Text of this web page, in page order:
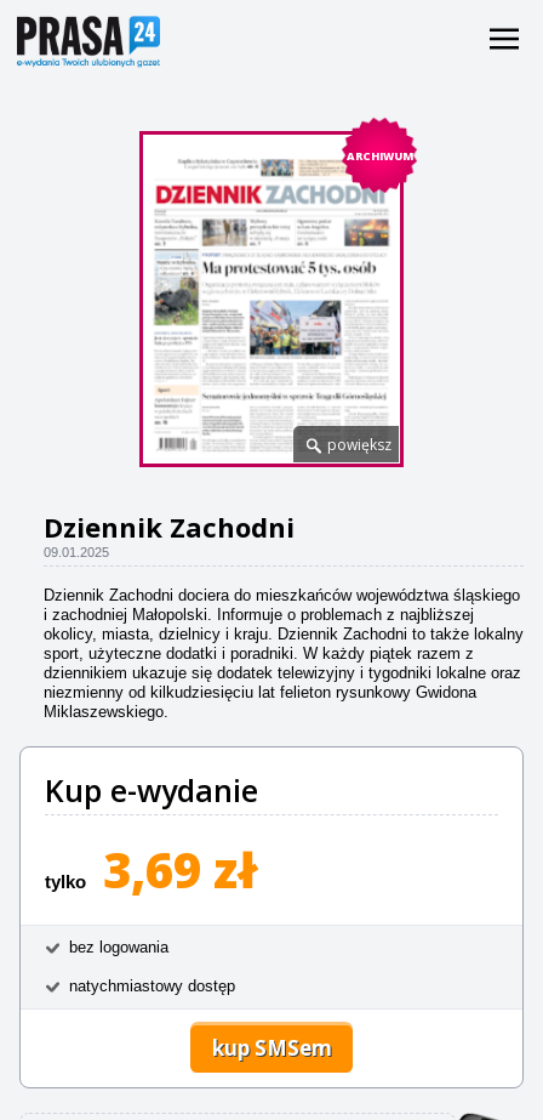
ARCHIWUM
powiększ
Dziennik Zachodni
09.01.2025
Dziennik Zachodni dociera do mieszkańców województwa śląskiego
i zachodniej Małopolski. Informuje o problemach z najbliższej
okolicy, miasta, dzielnicy i kraju. Dziennik Zachodni to także lokalny
sport, użyteczne dodatki i poradniki. W każdy piątek razem z
dziennikiem ukazuje się dodatek telewizyjny i tygodniki lokalne oraz
niezmienny od kilkudziesięciu lat felieton rysunkowy Gwidona
Miklaszewskiego.
Kup e-wydanie
tylko 3,69 zł
bez logowania
natychmiastowy dostęp
kup SMSem